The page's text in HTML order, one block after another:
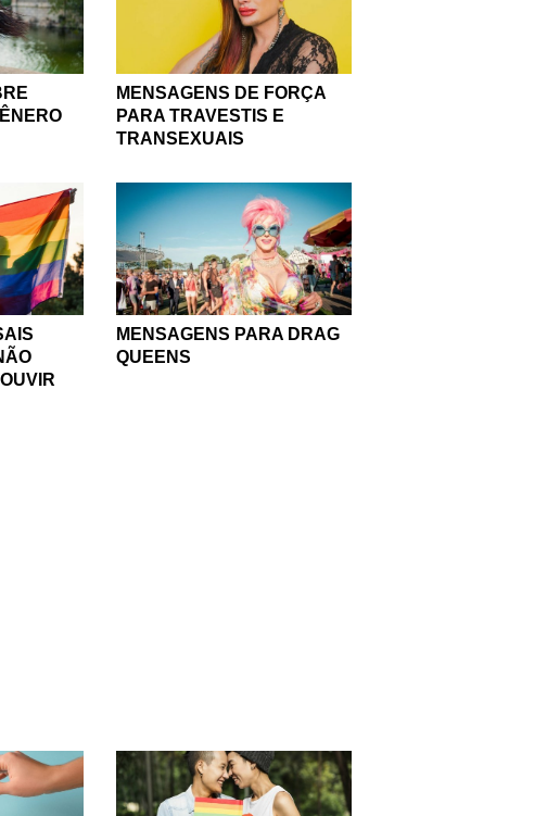
MENSAGENS DE FORÇA
PARA TRAVESTIS E
TRANSEXUAIS
MENSAGENS PARA DRAG
QUEENS